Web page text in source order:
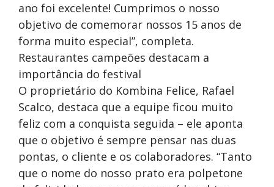
ano foi excelente! Cumprimos o nosso
objetivo de comemorar nossos 15 anos de
forma muito especial”, completa.
Restaurantes campeões destacam a
importância do festival
O proprietário do Kombina Felice, Rafael
Scalco, destaca que a equipe ficou muito
feliz com a conquista seguida – ele aponta
que o objetivo é sempre pensar nas duas
pontas, o cliente e os colaboradores. “Tanto
que o nome do nosso prato era polpetone